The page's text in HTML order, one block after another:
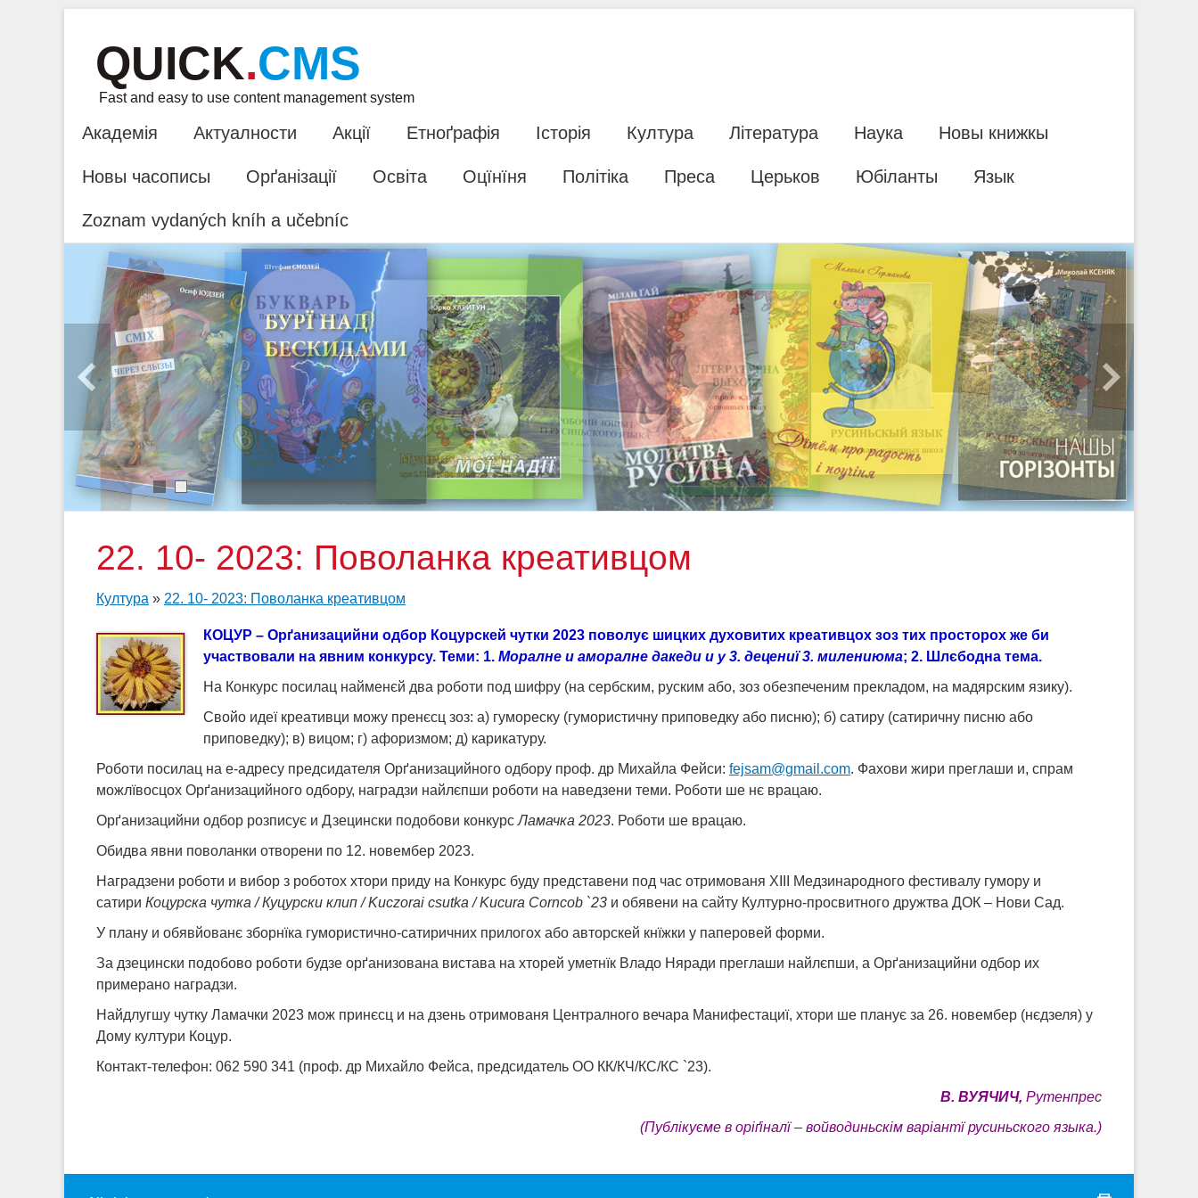
QUICK.CMS
Fast and easy to use content management system
Академія Актуалности Акції Етноґрафія Історія Култура Література Наука Новы книжкы
Новы часописы Орґанізації Освіта Оцїнїня Політіка Преса Церьков Юбіланты Язык
Zoznam vydaných kníh a učebníc
1 2
22. 10- 2023: Поволанка креативцом
Култура » 22. 10- 2023: Поволанка креативцом
КОЦУР – Орґанизацийни одбор Коцурскей чутки 2023 поволує шицких духовитих креативцох зоз тих просторох же би
участвовали на явним конкурсу. Теми: 1. Моралне и аморалне дакеди и у 3. децениї 3. милениюма; 2. Шлєбодна тема.
На Конкурс посилац найменєй два роботи под шифру (на сербским, руским або, зоз обезпеченим прекладом, на мадярским язику).
Свойо идеї креативци можу пренєсц зоз: а) гумореску (гумористичну приповедку або писню); б) сатиру (сатиричну писню або
приповедку); в) вицом; г) афоризмом; д) карикатуру.
Роботи посилац на е-адресу предсидателя Орґанизацийного одбору проф. др Михайла Фейси: fejsam@gmail.com. Фахови жири преглаши и, спрам
можлївосцох Орґанизацийного одбору, наградзи найлєпши роботи на наведзени теми. Роботи ше нє врацаю.
Орґанизацийни одбор розписує и Дзецински подобови конкурсЛамачка 2023. Роботи ше врацаю.
Обидва явни поволанки отворени по 12. новембер 2023.
Наградзени роботи и вибор з роботох хтори приду на Конкурс буду представени под час отримованя ХIII Медзинародного фестивалу гумору и
сатири Коцурска чутка / Куцурски клип / Kuczorai csutka / Kucura Corncob `23 и обявени на сайту Културно-просвитного дружтва ДОК – Нови Сад.
У плану и обявйованє зборнїка гумористично-сатиричних прилогох або авторскей кнїжки у паперовей форми.
За дзецински подобово роботи будзе орґанизована вистава на хторей уметнїк Владо Няради преглаши найлєпши, а Орґанизацийни одбор их
примерано наградзи.
Найдлугшу чутку Ламачки 2023 мож принєсц и на дзень отримованя Централного вечара Манифестациї, хтори ше планує за 26. новембер (нєдзеля) у
Дому култури Коцур.
Контакт-телефон: 062 590 341 (проф. др Михайло Фейса, предсидатель ОО КК/КЧ/КС/КС `23).
В. ВУЯЧИЧ, Рутенпрес
(Публікуєме в оріґіналї – войводиньскім варіантї русиньского языка.)